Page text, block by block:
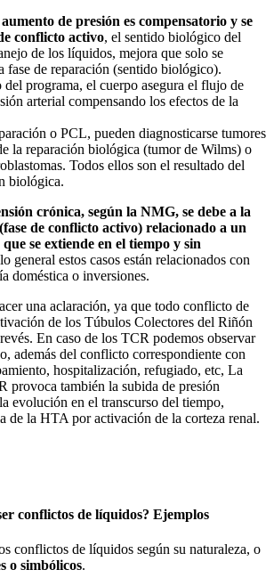
de presión es compensatorio y se
conflicto activo, el sentido biológico del
de los líquidos, mejora que solo se
fase de reparación (sentido biológico).
del programa, el cuerpo asegura el flujo de
arterial compensando los efectos de la
o PCL, pueden diagnosticarse tumores
la reparación biológica (tumor de Wilms) o
Todos ellos son el resultado del
biológica.
crónica, según la NMG, se debe a la
de conflicto activo) relacionado a un
se extiende en el tiempo y sin
general estos casos están relacionados con
doméstica o inversiones.
una aclaración, ya que todo conflicto de
de los Túbulos Colectores del Riñón
En caso de los TCR podemos observar
además del conflicto correspondiente con
hospitalización, refugiado, etc, La
provoca también la subida de presión
evolución en el transcurso del tiempo,
de la HTA por activación de la corteza renal.
conflictos de líquidos? Ejemplos
conflictos de líquidos según su naturaleza, o
o simbólicos.